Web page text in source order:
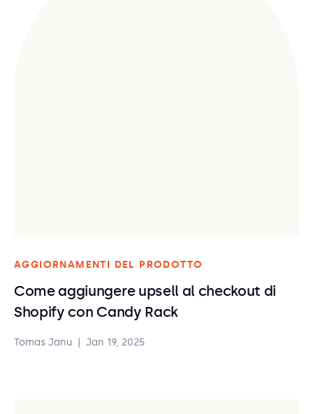
AGGIORNAMENTI DEL PRODOTTO
Come aggiungere upsell al checkout di
Shopify con Candy Rack
Tomas Janu Jan 19, 2025